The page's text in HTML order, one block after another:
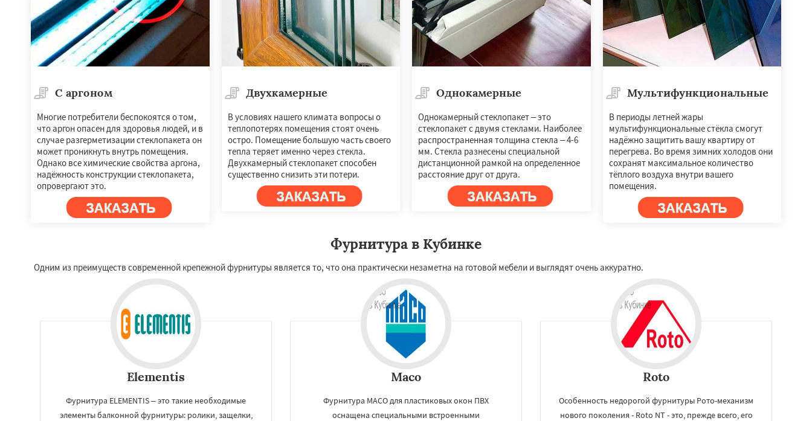
С аргоном
Многие потребители беспокоятся о том,
что аргон опасен для здоровья людей, и в
случае разгерметизации стеклопакета он
может проникнуть внутрь помещения.
Однако все химические свойства аргона,
надёжность конструкции стеклопакета,
опровергают это.
Двухкамерные
В условиях нашего климата вопросы о
теплопотерях помещения стоят очень
остро. Помещение большую часть своего
тепла теряет именно через стекла.
Двухкамерный стеклопакет способен
существенно снизить эти потери.
Однокамерные
Однокамерный стеклопакет – это
стеклопакет с двумя стеклами. Наиболее
распространенная толщина стекла – 4-6
мм. Стекла разнесены специальной
дистанционной рамкой на определенное
расстояние друг от друга.
Мультифункциональные
В периоды летней жары
мультифункциональные стёкла смогут
надёжно защитить вашу квартиру от
перегрева. Во время зимних холодов они
сохранят максимальное количество
тёплого воздуха внутри вашего
помещения.
Фурнитура в Кубинке
Одним из преимуществ современной крепежной фурнитуры является то, что она практически незаметна на готовой мебели и выглядят очень аккуратно.
Elementis
Фурнитура ELEMENTIS – это такие необходимые
элементы балконной фурнитуры: ролики, защелки,
Maco
Фурнитура MACO для пластиковых окон ПВХ
оснащена специальными встроенными
Roto
Особенность недорогой фурнитуры Рото-механизм
нового поколения - Roto NT - это, прежде всего, его